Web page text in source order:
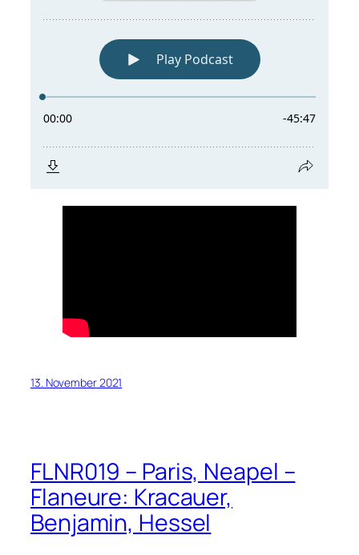
13. November 2021
FLNR019 – Paris, Neapel –
Flaneure: Kracauer,
Benjamin, Hessel